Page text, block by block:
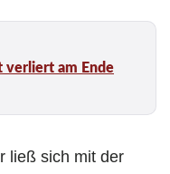
verliert am Ende
ließ sich mit der